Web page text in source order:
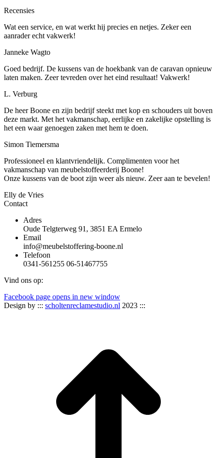
Recensies
Wat een service, en wat werkt hij precies en netjes. Zeker een
aanrader echt vakwerk!
Janneke Wagto
Goed bedrijf. De kussens van de hoekbank van de caravan opnieuw
laten maken. Zeer tevreden over het eind resultaat! Vakwerk!
L. Verburg
De heer Boone en zijn bedrijf steekt met kop en schouders uit boven
deze markt. Met het vakmanschap, eerlijke en zakelijke opstelling is
het een waar genoegen zaken met hem te doen.
Simon Tiemersma
Professioneel en klantvriendelijk. Complimenten voor het
vakmanschap van meubelstoffeerderij Boone!
Onze kussens van de boot zijn weer als nieuw. Zeer aan te bevelen!
Elly de Vries
Contact
Adres
Oude Telgterweg 91, 3851 EA Ermelo
Email
info@meubelstoffering-boone.nl
Telefoon
0341-561255 06-51467755
Vind ons op:
Facebook page opens in new window
Design by ::: scholtenreclamestudio.nl 2023 :::